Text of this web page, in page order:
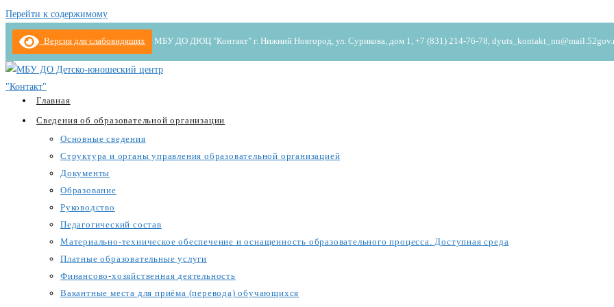
Перейти к содержимому
Версия для слабовидящих МБУ ДО ДЮЦ "Контакт" г. Нижний Новгород, ул. Сурикова, дом 1, +7 (831) 214-76-78,
Главная
Сведения об образовательной организации
Основные сведения
Структура и органы управления образовательной организацией
Документы
Образование
Руководство
Педагогический состав
Материально-техническое обеспечение и оснащенность образовательного процесса. Доступная среда
Платные образовательные услуги
Финансово-хозяйственная деятельность
Вакантные места для приёма (перевода) обучающихся